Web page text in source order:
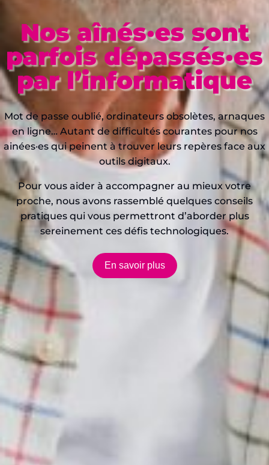
Nos aînés·es sont
parfois dépassés·es
par l’informatique
Mot de passe oublié, ordinateurs obsolètes, arnaques
en ligne… Autant de difficultés courantes pour nos
ainées·es qui peinent à trouver leurs repères face aux
outils digitaux.
Pour vous aider à accompagner au mieux votre
proche, nous avons rassemblé quelques conseils
pratiques qui vous permettront d’aborder plus
sereinement ces défis technologiques.
En savoir plus